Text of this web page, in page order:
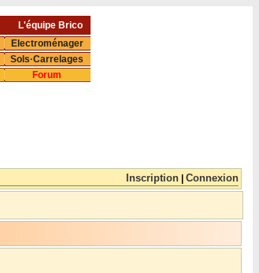
L'équipe Brico
Electroménager
Sols·Carrelages
Forum
Inscription Connexion